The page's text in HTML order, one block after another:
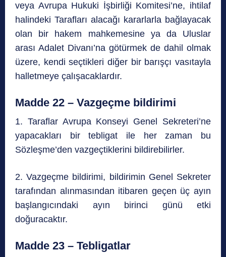
veya Avrupa Hukuki İşbirliği Komitesi’ne, ihtilaf
halindeki Tarafları alacağı kararlarla bağlayacak
olan bir hakem mahkemesine ya da Uluslar
arası Adalet Divanı’na götürmek de dahil olmak
üzere, kendi seçtikleri diğer bir barışçı vasıtayla
halletmeye çalışacaklardır.
Madde 22 – Vazgeçme bildirimi
1. Taraflar Avrupa Konseyi Genel Sekreteri’ne
yapacakları bir tebligat ile her zaman bu
Sözleşme’den vazgeçtiklerini bildirebilirler.
2. Vazgeçme bildirimi, bildirimin Genel Sekreter
tarafından alınmasından itibaren geçen üç ayın
başlangıcındaki ayın birinci günü etki
doğuracaktır.
Madde 23 – Tebligatlar